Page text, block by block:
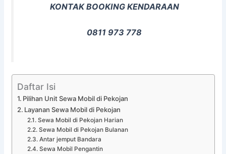
KONTAK BOOKING KENDARAAN
0811 973 778
Daftar Isi
Pilihan Unit Sewa Mobil di Pekojan
Layanan Sewa Mobil di Pekojan
Sewa Mobil di Pekojan Harian
Sewa Mobil di Pekojan Bulanan
Antar jemput Bandara
Sewa Mobil Pengantin